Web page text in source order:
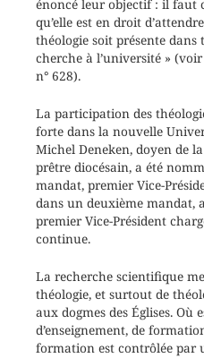
énoncé leur objectif : il faut
qu’elle est en droit
théologie soit présente dans
cherche à l’université »
n° 628).
La participation des
forte dans la nouvelle
Michel Deneken, doyen de
prêtre diocésain, a été
mandat, premier Vice-
dans un deuxième mandat,
premier Vice-Président
continue.
La recherche scientifique
théologie, et surtout de
aux dogmes des Églises. Où
d’enseignement, de
formation est contrôlée par